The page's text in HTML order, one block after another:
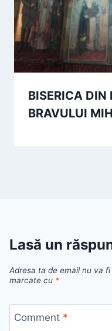
BISERICA DIN
BRAVULUI
Lasă un
Adresa ta de email nu va fi
marcate cu *
Comment *